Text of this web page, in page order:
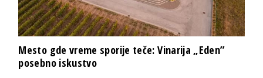
Mesto gde vreme sporije teče: Vinarija „Eden”
posebno iskustvo